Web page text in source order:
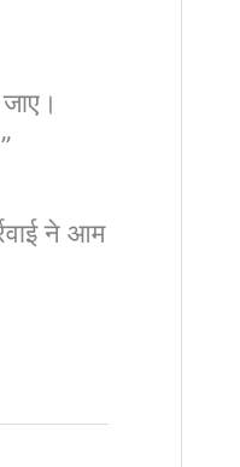
ने आम